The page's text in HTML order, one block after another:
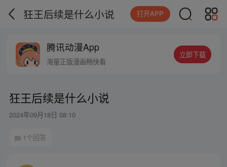
狂王后续是什么小说 打开APP
腾讯动漫App
海量正版漫画畅快看
立即下载
狂王后续是什么小说
2024年09月18日 08:10
1个回答